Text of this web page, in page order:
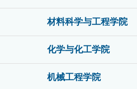
材料科学与工程学院
化学与化工学院
机械工程学院